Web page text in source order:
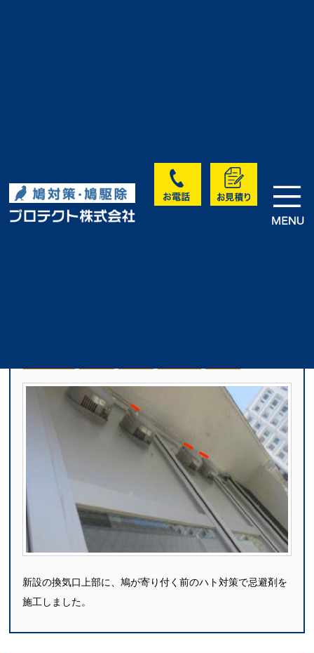
HOME>実績・お客様の声>未分類
新設の換気口上部に、鳩が寄り付く前のハト対策で忌避剤を
施工しました。